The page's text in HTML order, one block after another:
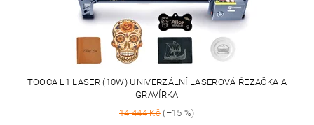
TOOCA L1 LASER (10W) UNIVERZÁLNÍ LASEROVÁ ŘEZAČKA A
GRAVÍRKA
14 444 Kč(–15 %)